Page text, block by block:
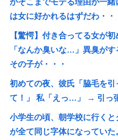
は女に好かれるはずだわ・・
【驚愕】付き合ってる女が
「なんか臭いな…」異臭がす
その子が・・・
初めての夜、彼氏「脇毛を
て！」 私「えっ…」 → 引っ
小学生の頃、朝学校に行く
が全て同じ字体になってい